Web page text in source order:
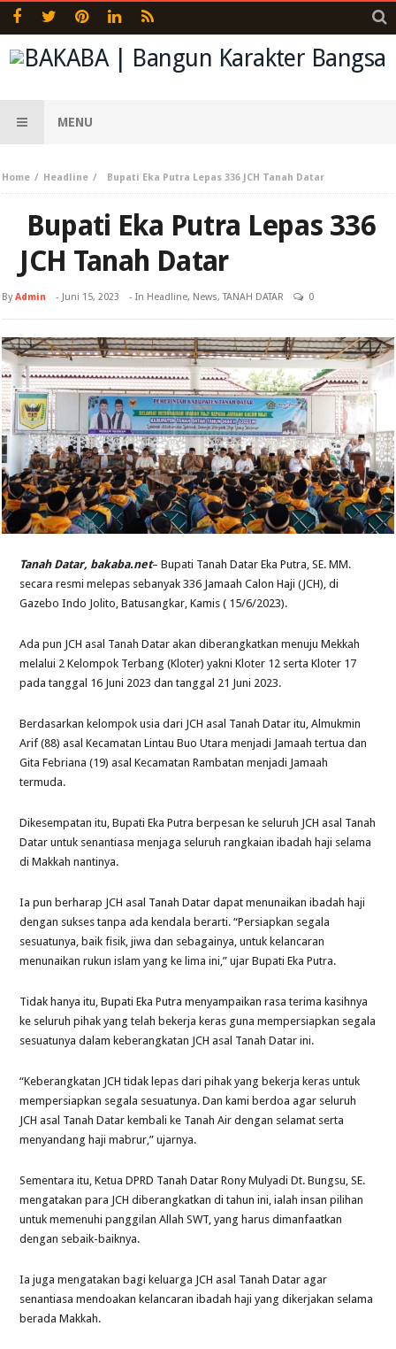
MENU
Home Headline Bupati Eka Putra Lepas 336 JCH Tanah Datar
Bupati Eka Putra Lepas 336
JCH Tanah Datar
ByAdmin - Juni 15, 2023 - In Headline, News,TANAH DATAR 0
Tanah Datar, bakaba.net– Bupati Tanah Datar Eka Putra, SE. MM.
secara resmi melepas sebanyak 336 Jamaah Calon Haji (JCH), di
Gazebo Indo Jolito, Batusangkar, Kamis ( 15/6/2023).
Ada pun JCH asal Tanah Datar akan diberangkatkan menuju Mekkah
melalui 2 Kelompok Terbang (Kloter) yakni Kloter 12 serta Kloter 17
pada tanggal 16 Juni 2023 dan tanggal 21 Juni 2023.
Berdasarkan kelompok usia dari JCH asal Tanah Datar itu, Almukmin
Arif (88) asal Kecamatan Lintau Buo Utara menjadi Jamaah tertua dan
Gita Febriana (19) asal Kecamatan Rambatan menjadi Jamaah
termuda.
Dikesempatan itu, Bupati Eka Putra berpesan ke seluruh JCH asal Tanah
Datar untuk senantiasa menjaga seluruh rangkaian ibadah haji selama
di Makkah nantinya.
Ia pun berharap JCH asal Tanah Datar dapat menunaikan ibadah haji
dengan sukses tanpa ada kendala berarti. “Persiapkan segala
sesuatunya, baik fisik, jiwa dan sebagainya, untuk kelancaran
menunaikan rukun islam yang ke lima ini,” ujar Bupati Eka Putra.
Tidak hanya itu, Bupati Eka Putra menyampaikan rasa terima kasihnya
ke seluruh pihak yang telah bekerja keras guna mempersiapkan segala
sesuatunya dalam keberangkatan JCH asal Tanah Datar ini.
“Keberangkatan JCH tidak lepas dari pihak yang bekerja keras untuk
mempersiapkan segala sesuatunya. Dan kami berdoa agar seluruh
JCH asal Tanah Datar kembali ke Tanah Air dengan selamat serta
menyandang haji mabrur,” ujarnya.
Sementara itu, Ketua DPRD Tanah Datar Rony Mulyadi Dt. Bungsu, SE.
mengatakan para JCH diberangkatkan di tahun ini, ialah insan pilihan
untuk memenuhi panggilan Allah SWT, yang harus dimanfaatkan
dengan sebaik-baiknya.
Ia juga mengatakan bagi keluarga JCH asal Tanah Datar agar
senantiasa mendoakan kelancaran ibadah haji yang dikerjakan selama
berada Makkah.